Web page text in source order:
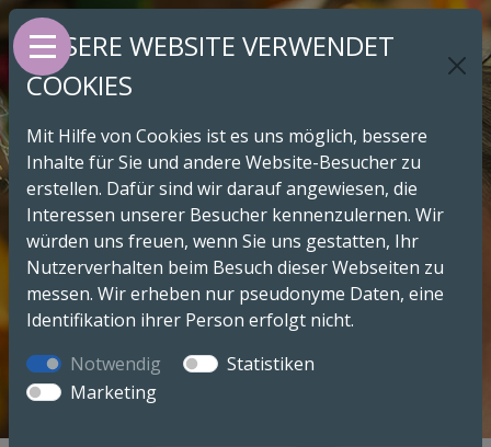
ANGEBOTE
UNSERE WEBSITE VERWENDET
COOKIES
Mit Hilfe von Cookies ist es uns möglich, bessere
Inhalte für Sie und andere Website-Besucher zu
erstellen. Dafür sind wir darauf angewiesen, die
Interessen unserer Besucher kennenzulernen. Wir
würden uns freuen, wenn Sie uns gestatten, Ihr
Nutzerverhalten beim Besuch dieser Webseiten zu
messen. Wir erheben nur pseudonyme Daten, eine
Identifikation ihrer Person erfolgt nicht.
Notwendig
Statistiken
Marketing